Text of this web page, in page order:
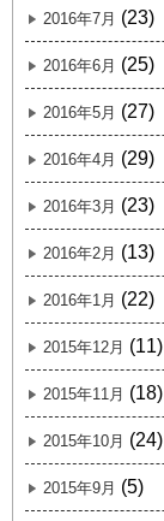
2016年7月 (23)
2016年6月 (25)
2016年5月 (27)
2016年4月 (29)
2016年3月 (23)
2016年2月 (13)
2016年1月 (22)
2015年12月 (11)
2015年11月 (18)
2015年10月 (24)
2015年9月 (5)